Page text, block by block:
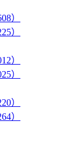
）
）
）
）
）
）